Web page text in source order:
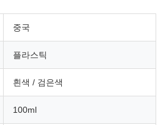
중국
플라스틱
흰색 / 검은색
100ml